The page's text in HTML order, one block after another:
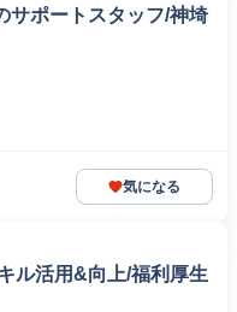
サポートスタッフ/神埼
気になる
ル活用&向上/福利厚生